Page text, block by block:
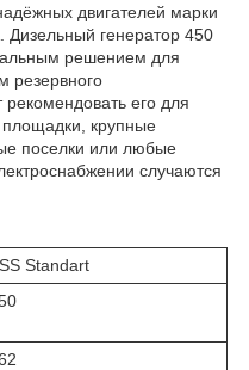
двигателей марки
Дизельный генератор 450
решением для
резервного
рекомендовать его для
площадки, крупные
поселки или любые
случаются
Standart